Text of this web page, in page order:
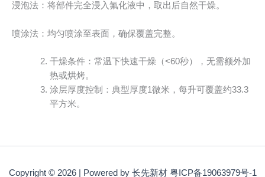
浸泡法：将部件完全浸入氟化液中，取出后自然干燥。
喷涂法：均匀喷涂至表面，确保覆盖完整。
干燥条件：常温下快速干燥（<60秒），无需额外加
热或烘烤。
涂层厚度控制：典型厚度1微米，每升可覆盖约33.3
平方米。
Copyright © 2026 | Powered by 长先新材 粤ICP备19063979号-1